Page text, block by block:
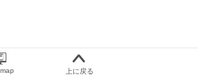
して5年間働いた
上に戻る